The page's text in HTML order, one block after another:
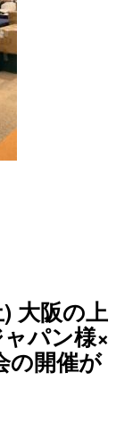
大阪の上
パン様×
の開催が